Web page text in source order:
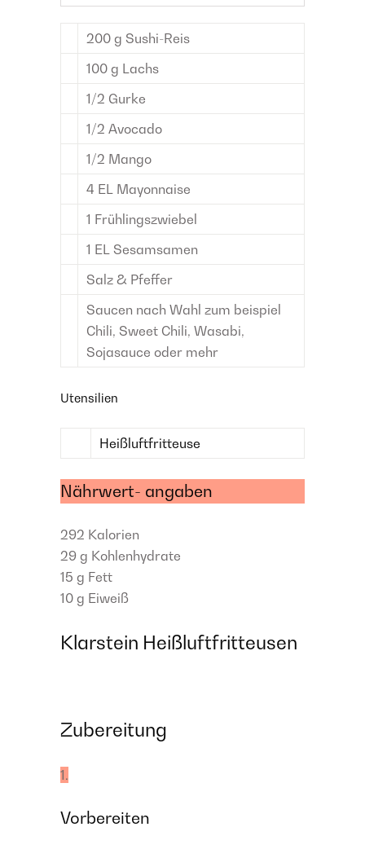
200 g Sushi-Reis
100 g Lachs
1/2 Gurke
1/2 Avocado
1/2 Mango
4 EL Mayonnaise
1 Frühlingszwiebel
1 EL Sesamsamen
Salz & Pfeffer
Saucen nach Wahl zum beispiel
Chili, Sweet Chili, Wasabi,
Sojasauce oder mehr
Utensilien
Heißluftfritteuse
Nährwert- angaben
292 Kalorien
29 g Kohlenhydrate
15 g Fett
10 g Eiweiß
Klarstein Heißluftfritteusen
Zubereitung
1.
Vorbereiten